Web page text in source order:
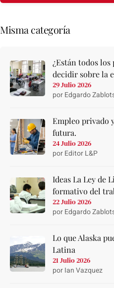
Misma categoría
¿Están todos
decidir sobre la
29 Julio 2026
por Edgardo
Empleo privado
futura.
24 Julio 2026
por Editor L&P
Ideas La Ley de
formativo del
22 Julio 2026
por Edgardo
Lo que Alaska
Latina
21 Julio 2026
por Ian Vazquez